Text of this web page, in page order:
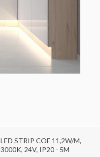
LED STRIP COF 11,2W/M,
3000K, 24V, IP20 - 5M